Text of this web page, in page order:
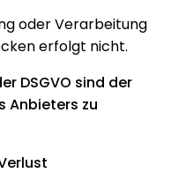
oder Verarbeitung
erfolgt nicht.
DSGVO sind der
Anbieters zu